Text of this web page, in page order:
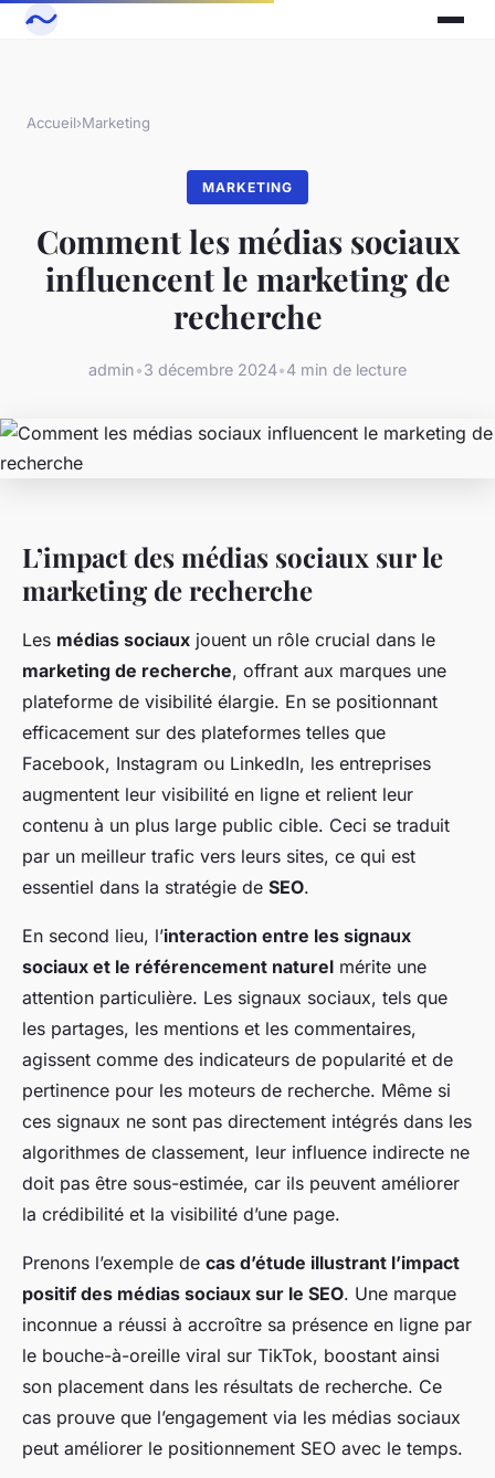
Accueil›Marketing
MARKETING
Comment les médias sociaux
influencent le marketing de
recherche
admin•3 décembre 2024•4 min de lecture
L’impact des médias sociaux sur le
marketing de recherche
Les médias sociaux jouent un rôle crucial dans le
marketing de recherche, offrant aux marques une
plateforme de visibilité élargie. En se positionnant
efficacement sur des plateformes telles que
Facebook, Instagram ou LinkedIn, les entreprises
augmentent leur visibilité en ligne et relient leur
contenu à un plus large public cible. Ceci se traduit
par un meilleur trafic vers leurs sites, ce qui est
essentiel dans la stratégie de SEO.
En second lieu, l’interaction entre les signaux
sociaux et le référencement naturel mérite une
attention particulière. Les signaux sociaux, tels que
les partages, les mentions et les commentaires,
agissent comme des indicateurs de popularité et de
pertinence pour les moteurs de recherche. Même si
ces signaux ne sont pas directement intégrés dans les
algorithmes de classement, leur influence indirecte ne
doit pas être sous-estimée, car ils peuvent améliorer
la crédibilité et la visibilité d’une page.
Prenons l’exemple de cas d’étude illustrant l’impact
positif des médias sociaux sur le SEO. Une marque
inconnue a réussi à accroître sa présence en ligne par
le bouche-à-oreille viral sur TikTok, boostant ainsi
son placement dans les résultats de recherche. Ce
cas prouve que l’engagement via les médias sociaux
peut améliorer le positionnement SEO avec le temps.